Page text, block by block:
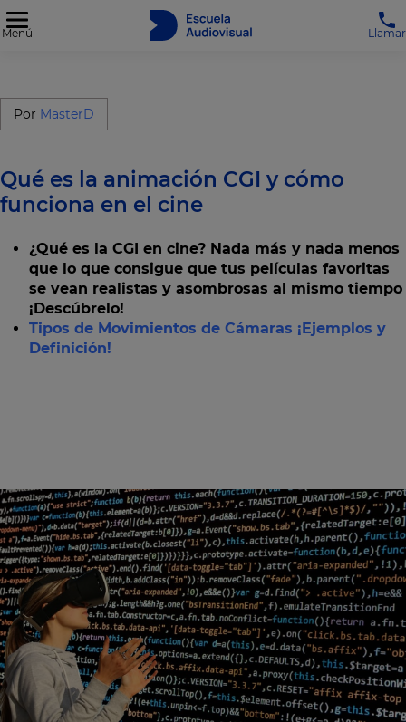
Menú Llamar
Por MasterD
Qué es la animación CGI y cómo
funciona en el cine
¿Qué es la CGI en cine? Nada más y nada menos
que lo que consigue que tus películas favoritas
se vean realistas y asombrosas al mismo tiempo
¡Descúbrelo!
Tipos de Movimientos de Cámaras ¡Ejemplos y
Definición!